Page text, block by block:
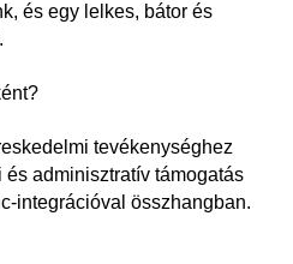
és egy lelkes, bátor és
tevékenységhez
adminisztratív támogatás
integrációval összhangban.